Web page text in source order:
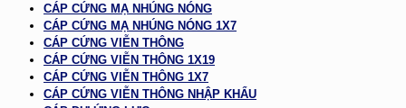
CÁP CỨNG MẠ NHÚNG NÓNG
CÁP CỨNG MẠ NHÚNG NÓNG 1X7
CÁP CỨNG VIỄN THÔNG
CÁP CỨNG VIỄN THÔNG 1X19
CÁP CỨNG VIỄN THÔNG 1X7
CÁP CỨNG VIỄN THÔNG NHẬP KHẨU